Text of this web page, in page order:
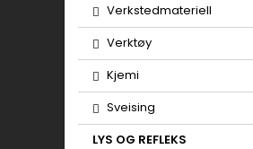
Verkstedmateriell
Verktøy
Kjemi
Sveising
LYS OG REFLEKS